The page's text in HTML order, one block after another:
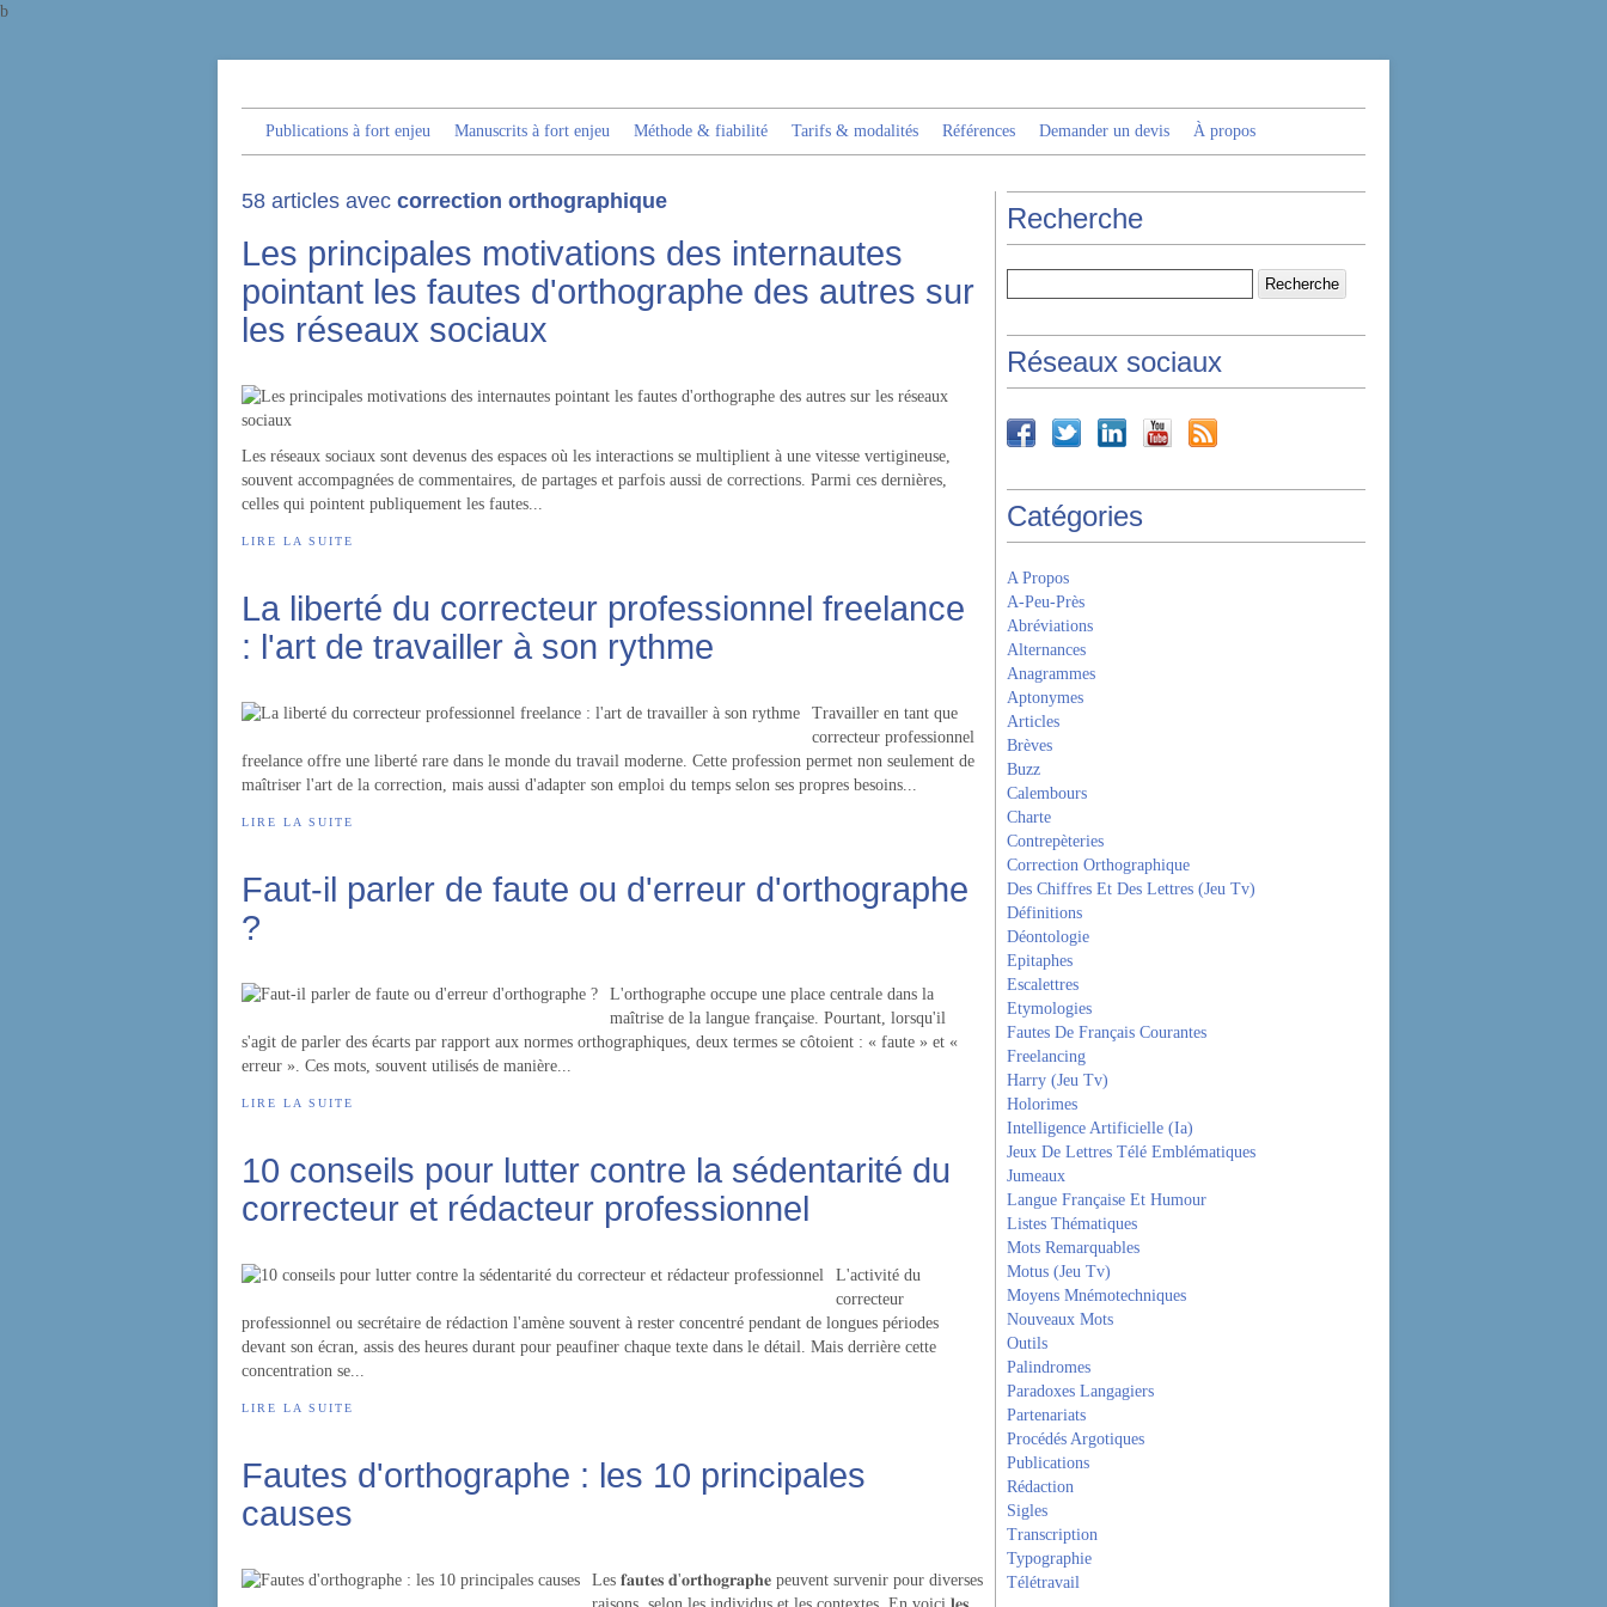
b
Publications à fort enjeu Manuscrits à fort enjeu Méthode & fiabilité Tarifs & modalités Références Demander un devis À propos
58 articles avec correction orthographique
Les principales motivations des internautes
pointant les fautes d'orthographe des autres sur
les réseaux sociaux
Les réseaux sociaux sont devenus des espaces où les interactions se multiplient à une vitesse vertigineuse,
souvent accompagnées de commentaires, de partages et parfois aussi de corrections. Parmi ces dernières,
celles qui pointent publiquement les fautes...
LIRE LA SUITE
La liberté du correcteur professionnel freelance
: l'art de travailler à son rythme
Travailler en tant que
correcteur professionnel
freelance offre une liberté rare dans le monde du travail moderne. Cette profession permet non seulement de
maîtriser l'art de la correction, mais aussi d'adapter son emploi du temps selon ses propres besoins...
LIRE LA SUITE
Faut-il parler de faute ou d'erreur d'orthographe
?
L'orthographe occupe une place centrale dans la
maîtrise de la langue française. Pourtant, lorsqu'il
s'agit de parler des écarts par rapport aux normes orthographiques, deux termes se côtoient : « faute » et «
erreur ». Ces mots, souvent utilisés de manière...
LIRE LA SUITE
10 conseils pour lutter contre la sédentarité du
correcteur et rédacteur professionnel
L'activité du
correcteur
professionnel ou secrétaire de rédaction l'amène souvent à rester concentré pendant de longues périodes
devant son écran, assis des heures durant pour peaufiner chaque texte dans le détail. Mais derrière cette
concentration se...
LIRE LA SUITE
Fautes d'orthographe : les 10 principales
causes
Les 𝐟𝐚𝐮𝐭𝐞𝐬 𝐝'𝐨𝐫𝐭𝐡𝐨𝐠𝐫𝐚𝐩𝐡𝐞 peuvent survenir pour diverses
Recherche
Réseaux sociaux
Catégories
A Propos
A-Peu-Près
Abréviations
Alternances
Anagrammes
Aptonymes
Articles
Brèves
Buzz
Calembours
Charte
Contrepèteries
Correction Orthographique
Des Chiffres Et Des Lettres (Jeu Tv)
Définitions
Déontologie
Epitaphes
Escalettres
Etymologies
Fautes De Français Courantes
Freelancing
Harry (Jeu Tv)
Holorimes
Intelligence Artificielle (Ia)
Jeux De Lettres Télé Emblématiques
Jumeaux
Langue Française Et Humour
Listes Thématiques
Mots Remarquables
Motus (Jeu Tv)
Moyens Mnémotechniques
Nouveaux Mots
Outils
Palindromes
Paradoxes Langagiers
Partenariats
Procédés Argotiques
Publications
Rédaction
Sigles
Transcription
Typographie
Télétravail